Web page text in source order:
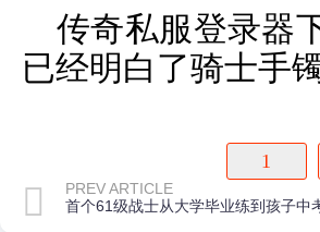
传奇私服登录器
已经明白了骑士手
1
PREV ARTICLE
首个61级战士从大学毕业练到孩子中